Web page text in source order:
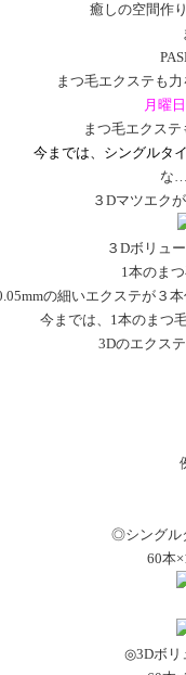
癒しの空間作
まつ毛エクステも
月曜
まつ毛エクステ
今までは、シングルタ
な…
３Dマツエク
３Dボリュ
1本のま
の細いエクステが３
今までは、1本のまつ
3Dのエクス
◎シングル
60本
◎3Dボリ